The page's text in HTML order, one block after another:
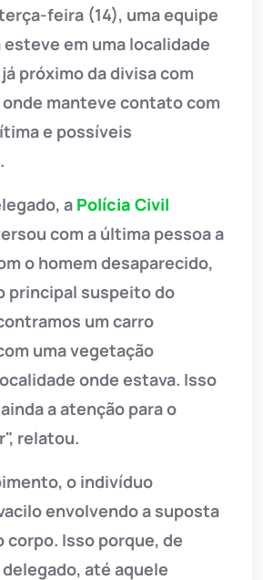
feira (14), uma equipe
em uma localidade
próximo da divisa com
onde manteve contato com
e possíveis
a Polícia Civil
com a última pessoa a
o homem desaparecido,
principal suspeito do
um carro
uma vegetação
onde estava. Isso
a atenção para o
relatou.
o indivíduo
envolvendo a suposta
corpo. Isso porque, de
até aquele